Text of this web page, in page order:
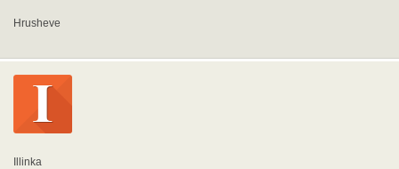
Hrusheve
Illinka